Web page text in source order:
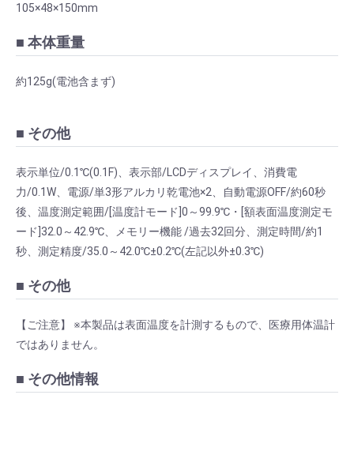
105×48×150mm
■ 本体重量
約125g(電池含まず)
■ その他
表示単位/0.1℃(0.1F)、表示部/LCDディスプレイ、消費電
力/0.1W、電源/単3形アルカリ乾電池×2、自動電源OFF/約60秒
後、温度測定範囲/[温度計モード]0～99.9℃・[額表面温度測定モ
ード]32.0～42.9℃、メモリー機能 /過去32回分、測定時間/約1
秒、測定精度/35.0～42.0℃±0.2℃(左記以外±0.3℃)
■ その他
【ご注意】 ※本製品は表面温度を計測するもので、医療用体温計
ではありません。
■ その他情報